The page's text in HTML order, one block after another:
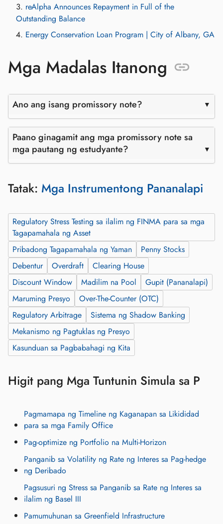
reAlpha Announces Repayment in Full of the
Outstanding Balance
Energy Conservation Loan Program | City of Albany, GA
Mga Madalas Itanong
Ano ang isang promissory note?
Paano ginagamit ang mga promissory note sa
mga pautang ng estudyante?
Tatak: Mga Instrumentong Pananalapi
Regulatory Stress Testing sa ilalim ng FINMA para sa mga
Tagapamahala ng Asset
Pribadong Tagapamahala ng Yaman
Penny Stocks
Debentur
Overdraft
Clearing House
Discount Window
Madilim na Pool
Gupit (Pananalapi)
Maruming Presyo
Over-The-Counter (OTC)
Regulatory Arbitrage
Sistema ng Shadow Banking
Mekanismo ng Pagtuklas ng Presyo
Kasunduan sa Pagbabahagi ng Kita
Higit pang Mga Tuntunin Simula sa P
Pagmamapa ng Timeline ng Kaganapan sa Likididad
para sa mga Family Office
Pag-optimize ng Portfolio na Multi-Horizon
Panganib sa Volatility ng Rate ng Interes sa Pag-hedge
ng Deribado
Pagsusuri ng Stress sa Panganib sa Rate ng Interes sa
ilalim ng Basel III
Pamumuhunan sa Greenfield Infrastructure